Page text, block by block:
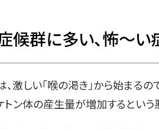
候群に多い、怖～い
激しい「喉の渇き」から始まるの
トン体の産生量が増加するという